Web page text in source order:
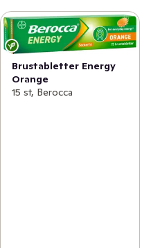
Brustabletter Energy
Orange
15 st, Berocca